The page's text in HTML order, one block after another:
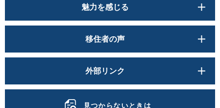
魅力を感じる
移住者の声
外部リンク
見つからないときは